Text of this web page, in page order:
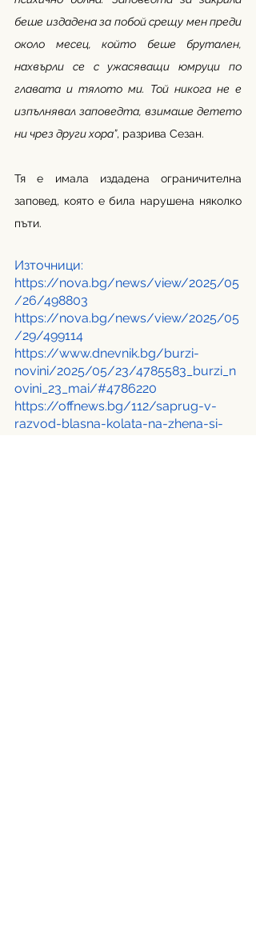
беше издадена за побой срещу мен преди
около месец, който беше брутален,
нахвърли се с ужасяващи юмруци по
главата и тялото ми. Той никога не е
изпълнявал заповедта, взимаше детето
ни чрез други хора”, разрива Сезан.
Тя е имала издадена ограничителна
заповед, която е била нарушена няколко
пъти.
Източници:
https://nova.bg/news/view/2025/05
/26/498803
https://nova.bg/news/view/2025/05
/29/499114
https://www.dnevnik.bg/burzi-
novini/2025/05/23/4785583_burzi_n
ovini_23_mai/#4786220
https://offnews.bg/112/saprug-v-
razvod-blasna-kolata-na-zhena-si-